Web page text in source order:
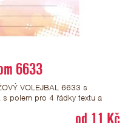
6633
VOLEJBAL 6633 s
s polem pro 4 řádky textu a
A4 a A5. Papírový diplom s
od 11 Kč